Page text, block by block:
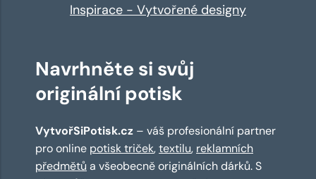
Inspirace - Vytvořené designy
Navrhněte si svůj
originální potisk
VytvořSiPotisk.cz – váš profesionální partner
pro online potisk triček,textilu, reklamních
předmětů a všeobecně originálních dárků. S